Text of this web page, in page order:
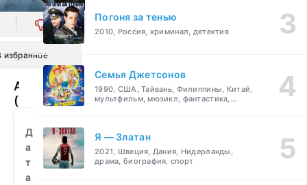
0
избранное
Акулосьминог
(2010)
бесплатно
Д
а
т
а
Погоня за тенью
2010, Россия, криминал, детектив
Семья Джетсонов
1990, США, Тайвань, Филиппины, Китай,
мультфильм, мюзикл, фантастика,
Я — Златан
2021, Швеция, Дания, Нидерланды,
драма, биография, спорт